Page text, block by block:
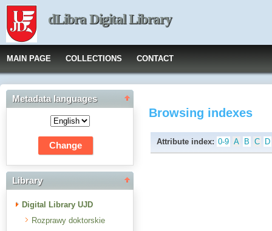
dLibra Digital Library
MAIN PAGE COLLECTIONS CONTACT
Metadata languages
Library
Digital Library UJD
Rozprawy doktorskie
Browsing indexes
Attribute index: 0-9 A B C D